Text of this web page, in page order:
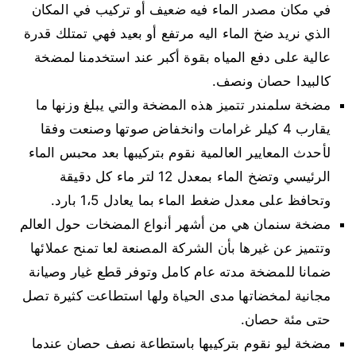
في مكان مصدر الماء فيه ضعيف أو تركيب في المكان
الذي نريد ضخ الماء اليه مرتفع أو بعيد فهي تمتلك قدرة
عالية على دفع المياه بقوة أكبر عند استخدمنا لمضخة
كالبيدا حصان ونصف.
مضخة سلمندر تتميز هذه المضخة والتي يبلغ وزنها ما
يقارب 4 كيلر غرامات وانخفاض صوتها وصنعت وفقا
لأحدث المعايير العالمية نقوم بتركيبها بعد محبس الماء
الرئيسي وتضخ الماء بمعدل 12 لتر ماء كل دقيقة
وتحافظ على معدل ضغط الماء بما يعادل 1،5 بارد.
مضخة سنمان هي من أشهر أنواع المضخات حول العالم
وتتميز عن غيرها بأن الشركة المصنعة لعا تمنح عملائها
ضمانا للمضخة مدته عام كامل وتوفر قطع غيار وصيانة
مجانية لمخضاتها مدى الحياة ولها استطاعت كثيرة تصل
حتى مئة حصان.
مضخة ليو نقوم بتركيبها باستطاعة نصف حصان عندما